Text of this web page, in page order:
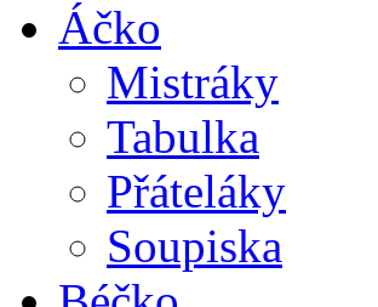
Áčko
Mistráky
Tabulka
Přáteláky
Soupiska